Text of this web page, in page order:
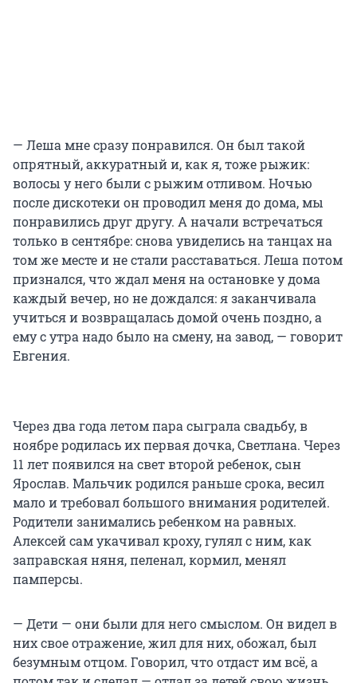
— Леша мне сразу понравился. Он был такой
опрятный, аккуратный и, как я, тоже рыжик:
волосы у него были с рыжим отливом. Ночью
после дискотеки он проводил меня до дома, мы
понравились друг другу. А начали встречаться
только в сентябре: снова увиделись на танцах на
том же месте и не стали расставаться. Леша потом
признался, что ждал меня на остановке у дома
каждый вечер, но не дождался: я заканчивала
учиться и возвращалась домой очень поздно, а
ему с утра надо было на смену, на завод, — говорит
Евгения.
Через два года летом пара сыграла свадьбу, в
ноябре родилась их первая дочка, Светлана. Через
11 лет появился на свет второй ребенок, сын
Ярослав. Мальчик родился раньше срока, весил
мало и требовал большого внимания родителей.
Родители занимались ребенком на равных.
Алексей сам укачивал кроху, гулял с ним, как
заправская няня, пеленал, кормил, менял
памперсы.
— Дети — они были для него смыслом. Он видел в
них свое отражение, жил для них, обожал, был
безумным отцом. Говорил, что отдаст им всё, а